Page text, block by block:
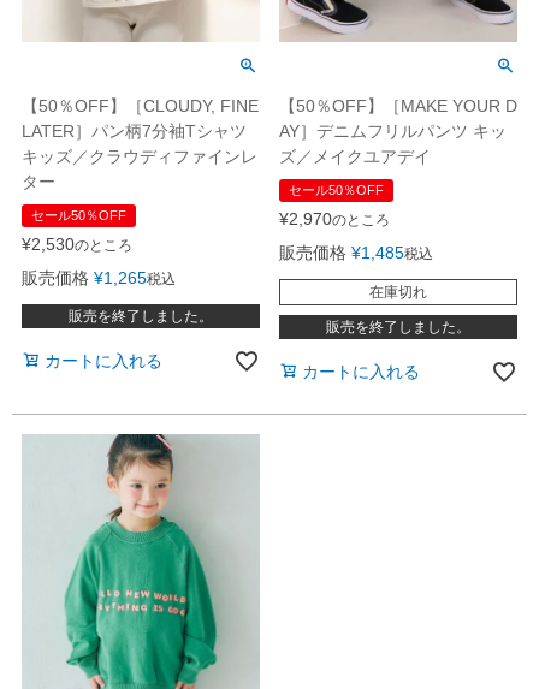
【50％OFF】［CLOUDY, FINE
LATER］パン柄7分袖Tシャツ
キッズ／クラウディファインレ
ター
セール50％OFF
¥2,530のところ
販売価格 ¥1,265税込
販売を終了しました。
カートに入れる
【50％OFF】［MAKE YOUR D
AY］デニムフリルパンツ キッ
ズ／メイクユアデイ
セール50％OFF
¥2,970のところ
販売価格 ¥1,485税込
在庫切れ
販売を終了しました。
カートに入れる